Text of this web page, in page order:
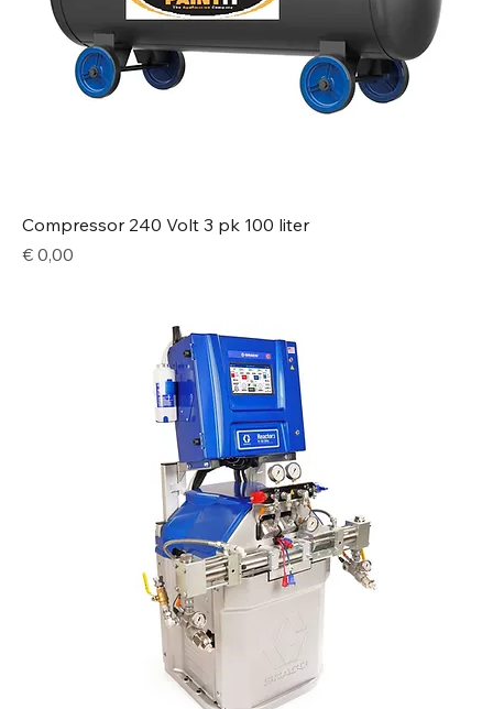
Compressor 240 Volt 3 pk 100 liter
Price
€ 0,00